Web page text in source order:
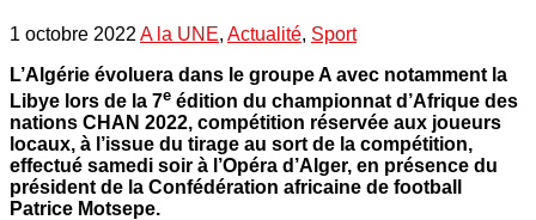
1 octobre 2022 A la UNE, Actualité, Sport
L’Algérie évoluera dans le groupe A avec notamment la
Libye lors de la 7e édition du championnat d’Afrique des
nations CHAN 2022, compétition réservée aux joueurs
locaux, à l’issue du tirage au sort de la compétition,
effectué samedi soir à l’Opéra d’Alger, en présence du
président de la Confédération africaine de football
Patrice Motsepe.